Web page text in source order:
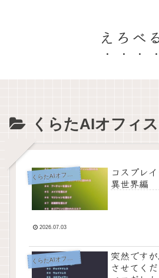
えろべ
くらたAIオフィス
く
らたAIオフィス
コスプレ
異世界編
2026.07.03
く
らたAIオフィス
突然です
させてく